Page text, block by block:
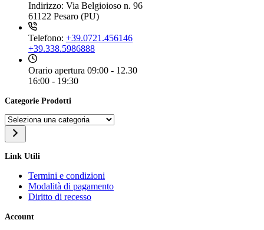
Indirizzo: Via Belgioioso n. 96
61122 Pesaro (PU)
Telefono: +39.0721.456146
+39.338.5986888
Orario apertura 09:00 - 12.30
16:00 - 19:30
Categorie Prodotti
Seleziona
una
categoria
Link Utili
Termini e condizioni
Modalità di pagamento
Diritto di recesso
Account